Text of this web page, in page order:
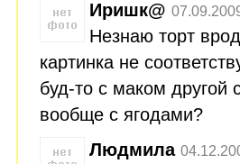
Иришк@
Незнаю торт
картинка не
буд-то с маком другой
вообще с ягодами?
Людмила